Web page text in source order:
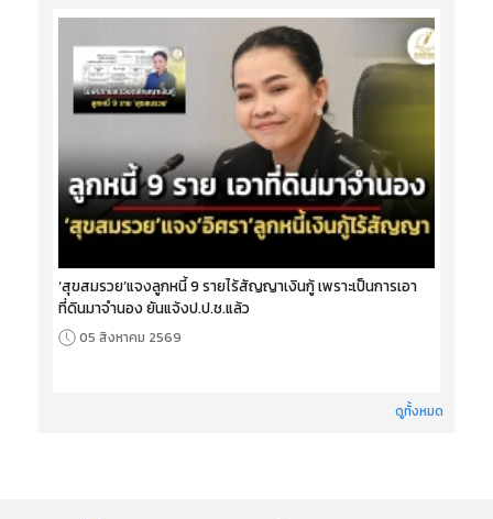
‘สุขสมรวย’แจงลูกหนี้ 9 รายไร้สัญญาเงินกู้ เพราะเป็นการเอา
ที่ดินมาจำนอง ยันแจ้งป.ป.ช.แล้ว
05 สิงหาคม 2569
ดูทั้งหมด